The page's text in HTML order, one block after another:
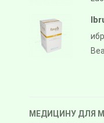
МЕДИЦИНУ ДЛЯ